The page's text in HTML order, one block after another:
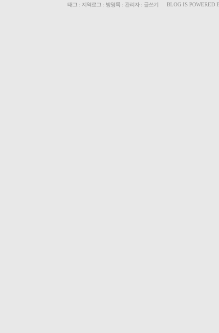
태그 : 지역로그 : 방명록 : 관리자: 글쓰기 BLOG IS POWERED